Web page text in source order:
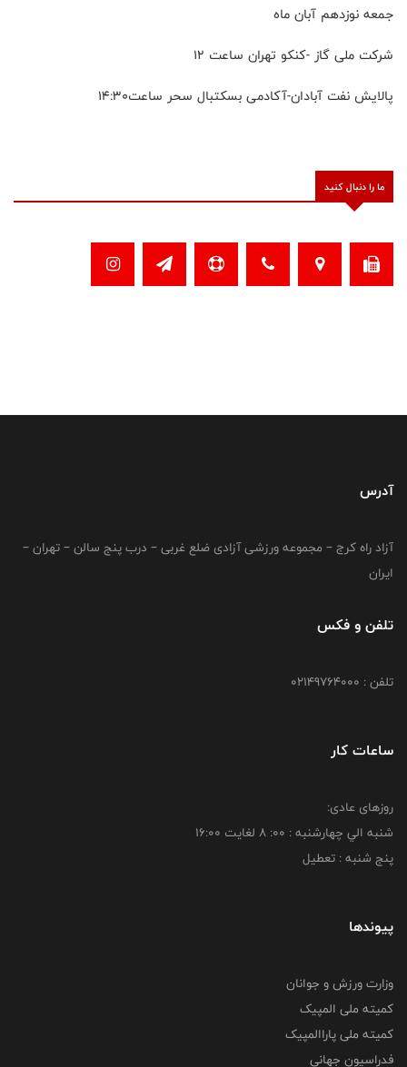
جمعه نوزدهم آبان ماه
شرکت ملی گاز -کنکو تهران ساعت ۱۲
پالایش نفت آبادان-آکادمی بسکتبال سحر ساعت۱۴:۳۰
ما را دنبال کنید
آدرس
آزاد راه کرج – مجموعه ورزشی آزادی ضلع غربی – درب پنج سالن – تهران –
ایران
تلفن و فکس
تلفن : 02149764000
ساعات کار
روزهای عادی:
شنبه الي چهارشنبه : 00: 8 لغايت 16:00
پنج شنبه : تعطیل
پیوندها
وزارت ورزش و جوانان
کمیته ملی المپیک
کمیته ملی پاراالمپیک
فدراسیون جهانی